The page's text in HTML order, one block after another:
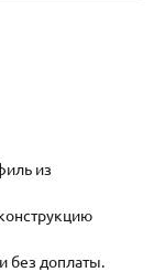
и установкой в
из
без доплаты.